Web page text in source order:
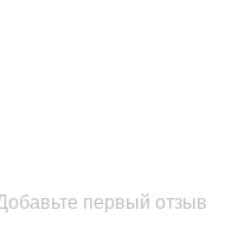
первый отзыв